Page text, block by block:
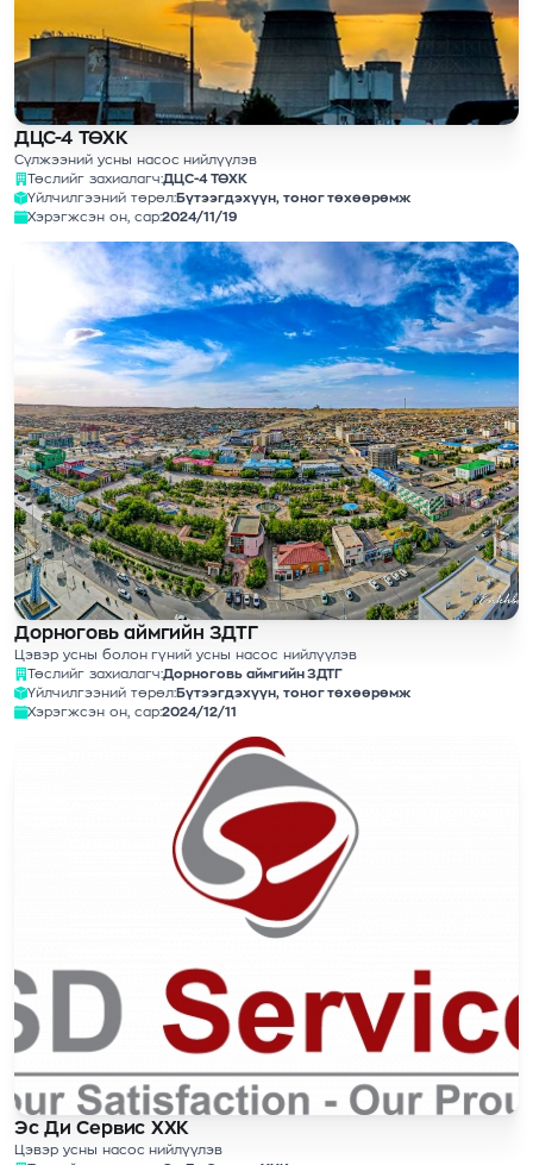
ДЦС-4 ТӨХК
Сүлжээний усны насос нийлүүлэв
Төслийг захиалагч:ДЦС-4 ТӨХК
Үйлчилгээний төрөл:Бүтээгдэхүүн, тоног төхөөрөмж
Хэрэгжсэн он, сар:2024/11/19
Дорноговь аймгийн ЗДТГ
Цэвэр усны болон гүний усны насос нийлүүлэв
Төслийг захиалагч:Дорноговь аймгийн ЗДТГ
Үйлчилгээний төрөл:Бүтээгдэхүүн, тоног төхөөрөмж
Хэрэгжсэн он, сар:2024/12/11
Эс Ди Сервис ХХК
Цэвэр усны насос нийлүүлэв